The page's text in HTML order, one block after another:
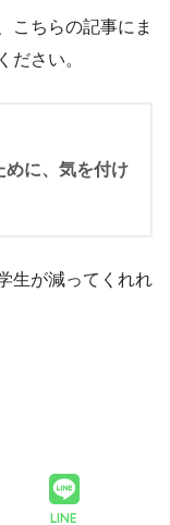
こちらの記事にま
ださい。
めに、気を付け
生が減ってくれれ
LINE